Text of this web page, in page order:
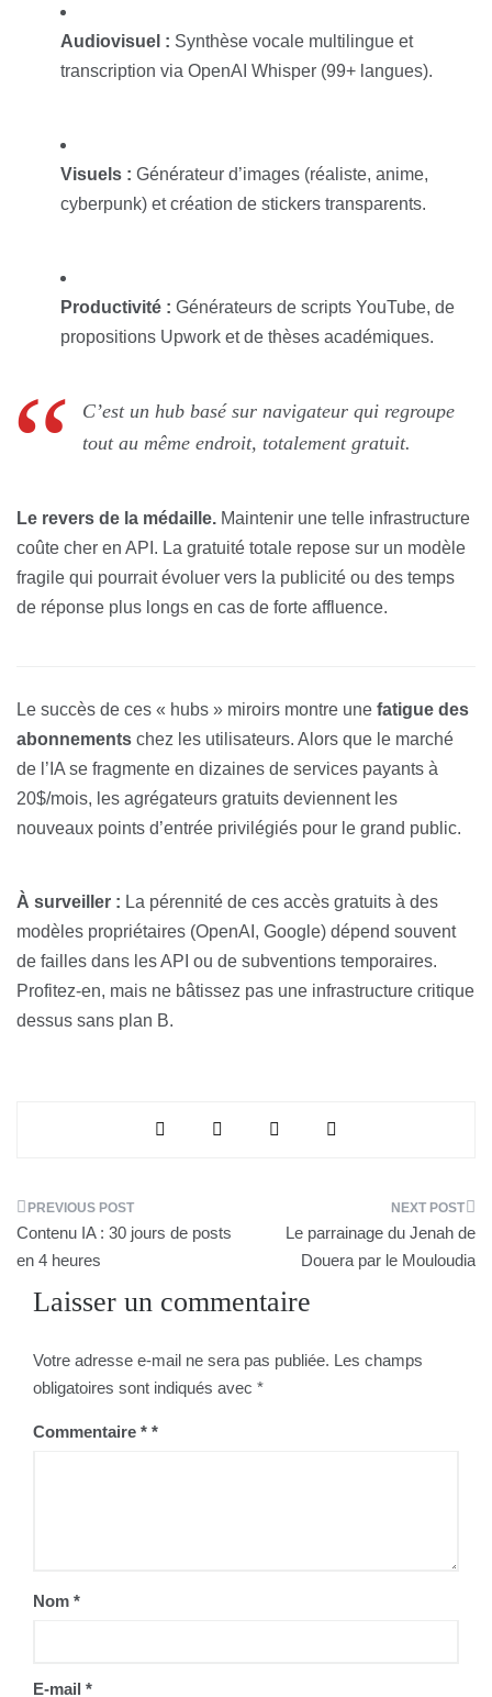
Audiovisuel : Synthèse vocale multilingue et
transcription via OpenAI Whisper (99+ langues).
Visuels : Générateur d’images (réaliste, anime,
cyberpunk) et création de stickers transparents.
Productivité : Générateurs de scripts YouTube, de
propositions Upwork et de thèses académiques.
C’est un hub basé sur navigateur qui regroupe
tout au même endroit, totalement gratuit.
Le revers de la médaille. Maintenir une telle infrastructure
coûte cher en API. La gratuité totale repose sur un modèle
fragile qui pourrait évoluer vers la publicité ou des temps
de réponse plus longs en cas de forte affluence.
Le succès de ces « hubs » miroirs montre une fatigue des
abonnements chez les utilisateurs. Alors que le marché
de l’IA se fragmente en dizaines de services payants à
20$/mois, les agrégateurs gratuits deviennent les
nouveaux points d’entrée privilégiés pour le grand public.
À surveiller : La pérennité de ces accès gratuits à des
modèles propriétaires (OpenAI, Google) dépend souvent
de failles dans les API ou de subventions temporaires.
Profitez-en, mais ne bâtissez pas une infrastructure critique
dessus sans plan B.
Navigation
de
l’article
Contenu IA : 30 jours de posts
en 4 heures
Le parrainage du Jenah de
Douera par le Mouloudia
Laisser un commentaire
Votre adresse e-mail ne sera pas publiée. Les champs
obligatoires sont indiqués avec *
Commentaire *
Nom *
E-mail *